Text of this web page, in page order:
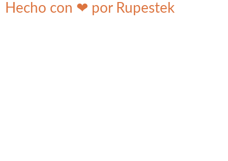
Hecho con ❤ por Rupestek